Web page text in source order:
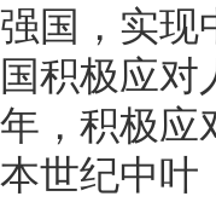
强国，实现
国积极应对
年，积极应
本世纪中叶